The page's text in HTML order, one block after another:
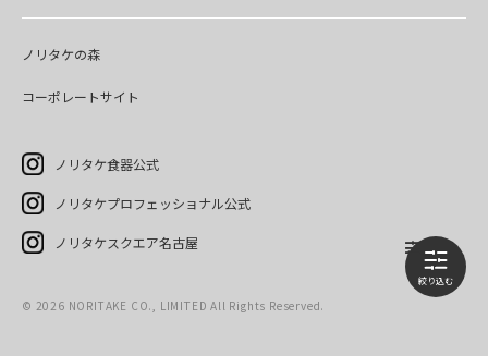
ノリタケの森
コーポレートサイト
ノリタケ食器公式
ノリタケプロフェッショナル公式
ノリタケスクエア名古屋
© 2026 NORITAKE CO., LIMITED All Rights Reserved.